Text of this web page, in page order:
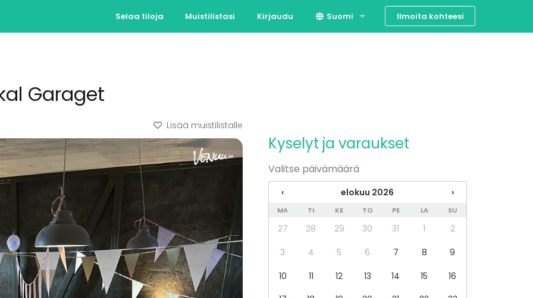
Selaa tiloja Muistilistasi Kirjaudu Suomi Ilmoita kohteesi
Garaget
Lisää muistilistalle
Kyselyt ja varaukset
Valitse päivämäärä
‹ elokuu 2026 ›
MA TI KE TO PE LA SU
27 28 29 30 31 1
2
3
4 5 6 7 8
9
10
11 12 13 14 15
16